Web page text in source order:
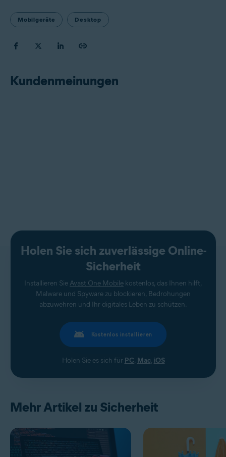
Mobilgeräte Desktop
Kundenmeinungen
Holen Sie sich zuverlässige Online-
Sicherheit
Installieren Sie Avast One Mobile kostenlos, das Ihnen hilft,
Malware und Spyware zu blockieren, Bedrohungen
abzuwehren und Ihr digitales Leben zu schützen.
Kostenlos installieren
Holen Sie es sich für PC, Mac, iOS
Mehr Artikel zu Sicherheit